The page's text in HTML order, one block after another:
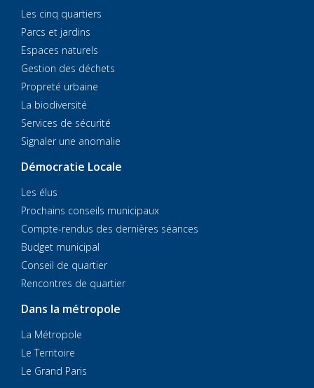
Les cinq quartiers
Parcs et jardins
Espaces naturels
Gestion des déchets
Propreté urbaine
La biodiversité
Services de sécurité
Signaler une anomalie
Démocratie Locale
Les élus
Prochains conseils municipaux
Compte-rendus des dernières séances
Budget municipal
Conseil de quartier
Rencontres de quartier
Dans la métropole
La Métropole
Le Territoire
Le Grand Paris